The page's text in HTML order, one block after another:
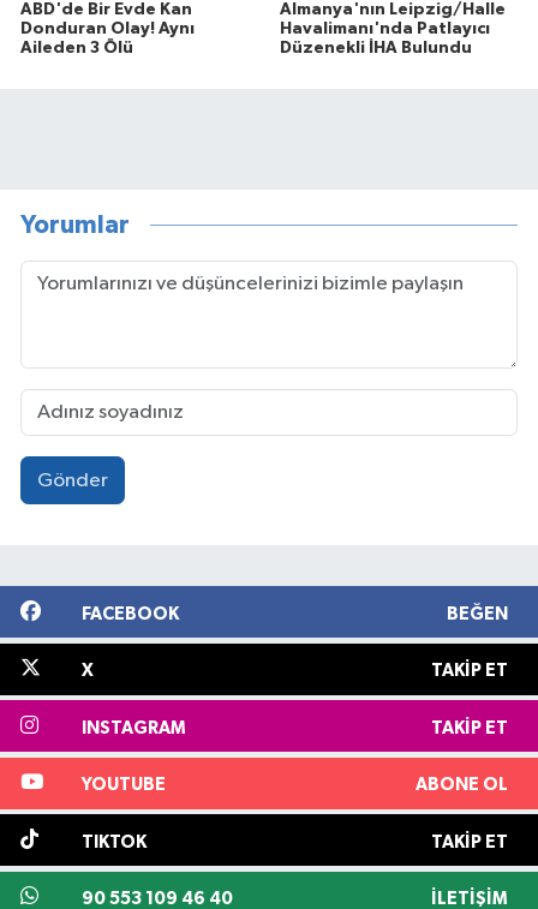
ABD'de Bir Evde Kan
Donduran Olay! Aynı
Aileden 3 Ölü
Almanya'nın Leipzig/Halle
Havalimanı'nda Patlayıcı
Düzenekli İHA Bulundu
Yorumlar
Gönder
FACEBOOK BEĞEN
X TAKIP ET
INSTAGRAM TAKIP ET
YOUTUBE ABONE OL
TIKTOK TAKIP ET
90 553 109 46 40 İLETIŞIM